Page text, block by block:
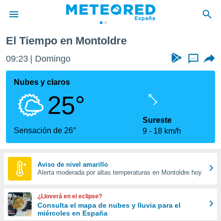
de
por
que se
calidad.
a este
las
y
forma
digital
basada
El Tiempo en Montoldre
09:23 Domingo ...
Nubes y claros
25°
Sensación de 26°
Sureste
9
18 km/h
Aviso de nivel amarillo
Alerta moderada por altas temperaturas en Montoldre hoy
¿Lloverá en el eclipse?
Consulta el mapa de nubes y lluvia para el
miércoles en España